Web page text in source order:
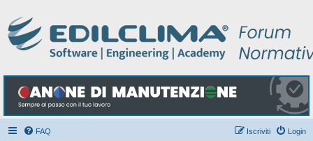
FAQ Login
Iscriviti